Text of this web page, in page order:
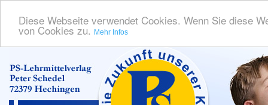
Diese Webseite verwendet Cookies. Wenn Sie diese
von Cookies zu. Mehr Infos